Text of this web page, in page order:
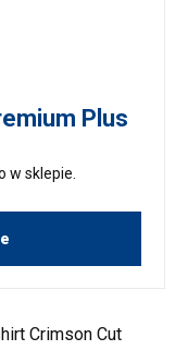
Plus
w sklepie.
Crimson Cut